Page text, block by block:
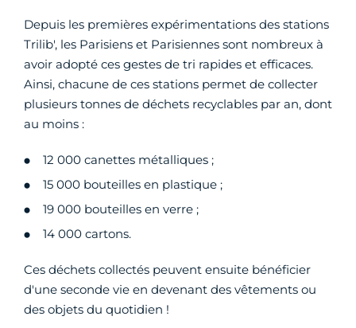
Depuis les premières expérimentations des stations
Trilib', les Parisiens et Parisiennes sont nombreux à
avoir adopté ces gestes de tri rapides et efficaces.
Ainsi, chacune de ces stations permet de collecter
plusieurs tonnes de déchets recyclables par an, dont
au moins :
12 000 canettes métalliques ;
15 000 bouteilles en plastique ;
19 000 bouteilles en verre ;
14 000 cartons.
Ces déchets collectés peuvent ensuite bénéficier
d'une seconde vie en devenant des vêtements ou
des objets du quotidien !